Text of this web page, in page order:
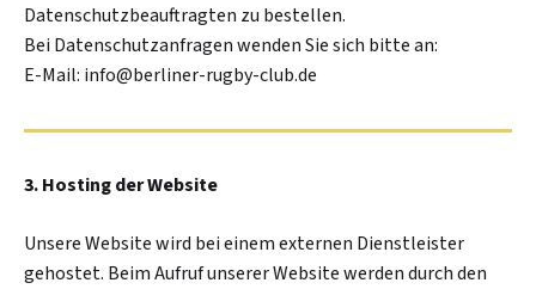
Datenschutzbeauftragten zu bestellen.
Bei Datenschutzanfragen wenden Sie sich bitte an:
E-Mail: info@berliner-rugby-club.de
3. Hosting der Website
Unsere Website wird bei einem externen Dienstleister
gehostet. Beim Aufruf unserer Website werden durch den